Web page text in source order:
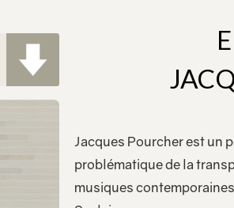
Jacques Pourcher est un
problématique de la
musiques